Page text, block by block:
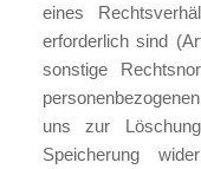
eines
erforderlich sind
sonstige
uns zur
Speicherung